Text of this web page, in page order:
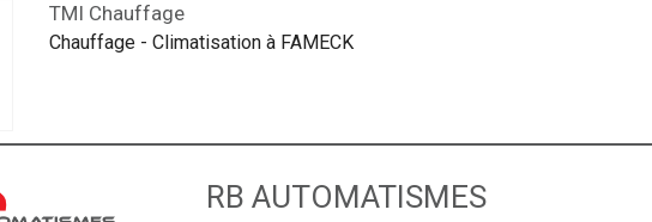
TMI Chauffage
Chauffage - Climatisation à FAMECK
RB AUTOMATISMES